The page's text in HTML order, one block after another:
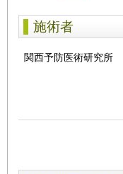
施術者
関西予防医術研究所